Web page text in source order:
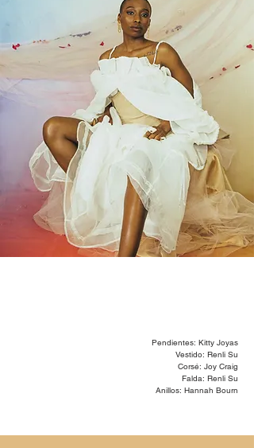
Pendientes: Kitty Joyas
Vestido: Renli Su
Corsé: Joy Craig
Falda: Renli Su
Anillos: Hannah Bourn